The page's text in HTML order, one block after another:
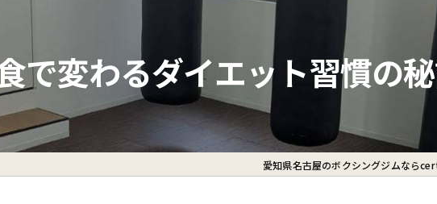
で変わるダイエット習慣の
愛知県名古屋のボクシングジムなら